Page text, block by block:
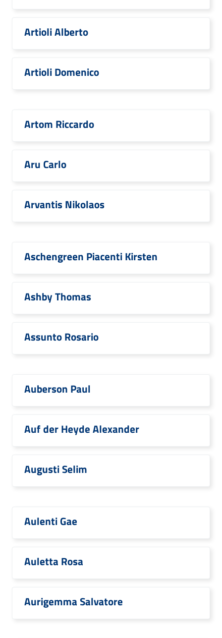
Artioli Alberto
Artioli Domenico
Artom Riccardo
Aru Carlo
Arvantis Nikolaos
Aschengreen Piacenti Kirsten
Ashby Thomas
Assunto Rosario
Auberson Paul
Auf der Heyde Alexander
Augusti Selim
Aulenti Gae
Auletta Rosa
Aurigemma Salvatore